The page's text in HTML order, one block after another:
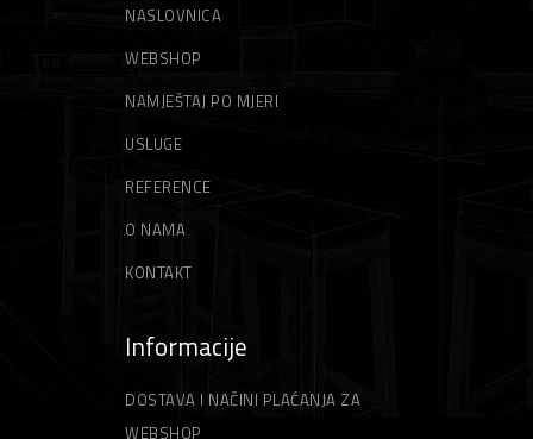
NASLOVNICA
WEBSHOP
NAMJEŠTAJ PO MJERI
USLUGE
REFERENCE
O NAMA
KONTAKT
Informacije
DOSTAVA I NAČINI PLAĆANJA ZA
WEBSHOP